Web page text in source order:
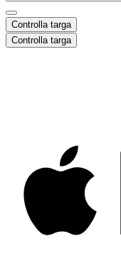
Controlla targa
Controlla targa